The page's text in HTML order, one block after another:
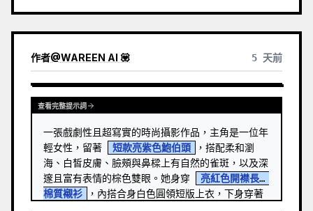
作者@WAREEN AI 💟 5 天前
查看完整提示詞
一張戲劇性且超寫實的時尚攝影作品，主角是一位年
輕女性，留著
短款亮紫色鮑伯頭
，搭配柔和瀏
海、白皙皮膚、臉頰與鼻樑上有自然的雀斑，以及深
邃且富有表情的棕色雙眼。她身穿
亮紅色開襟長袖
棉質襯衫
，內搭合身白色圓領短版上衣，下身穿著